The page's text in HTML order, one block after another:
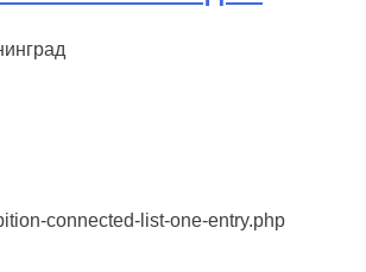
connected-list-one-entry.php